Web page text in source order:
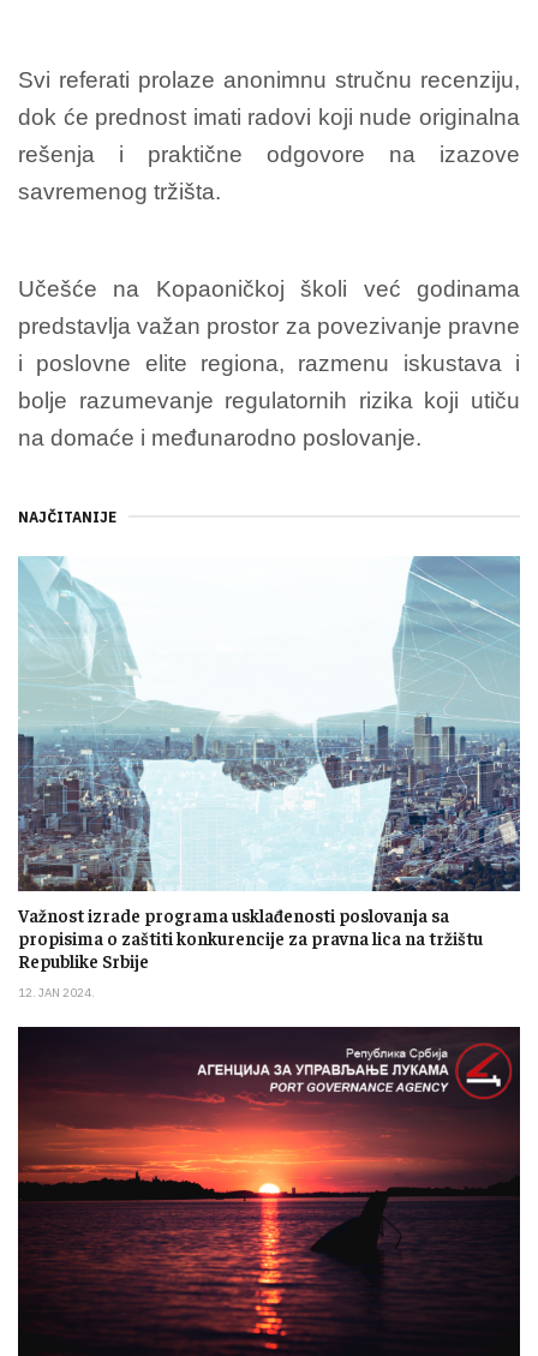
Svi referati prolaze anonimnu stručnu recenziju,
dok će prednost imati radovi koji nude originalna
rešenja i praktične odgovore na izazove
savremenog tržišta.
Učešće na Kopaoničkoj školi već godinama
predstavlja važan prostor za povezivanje pravne
i poslovne elite regiona, razmenu iskustava i
bolje razumevanje regulatornih rizika koji utiču
na domaće i međunarodno poslovanje.
NAJČITANIJE
Važnost izrade programa usklađenosti poslovanja sa
propisima o zaštiti konkurencije za pravna lica na tržištu
Republike Srbije
12. JAN 2024.